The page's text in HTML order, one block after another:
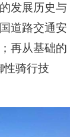
发展历史与
道路交通安
再从基础的
性骑行技